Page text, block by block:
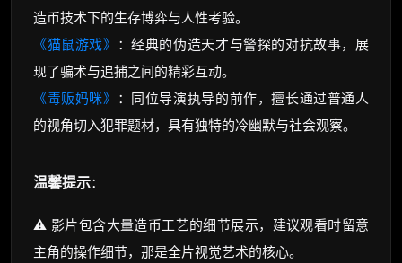
造币技术下的生存博弈与人性考验。
《猫鼠游戏》 ：经典的伪造天才与警探的对抗故事，展
现了骗术与追捕之间的精彩互动。
《毒贩妈咪》 ：同位导演执导的前作，擅长通过普通人
的视角切入犯罪题材，具有独特的冷幽默与社会观察。
温馨提示：
⚠️ 影片包含大量造币工艺的细节展示，建议观看时留意
主角的操作细节，那是全片视觉艺术的核心。